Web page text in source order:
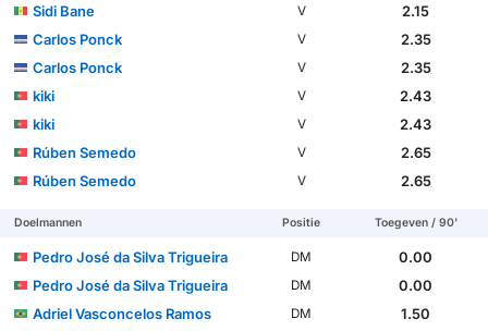
Sidi Bane
V
2.15
Carlos Ponck
V
2.35
Carlos Ponck
V
2.35
kiki
V
2.43
kiki
V
2.43
Rúben Semedo
V
2.65
Rúben Semedo
V 2.65
Doelmannen Positie Toegeven / 90'
Pedro José da Silva Trigueira DM
0.00
Pedro José da Silva Trigueira
DM
0.00
Adriel Vasconcelos Ramos
DM
1.50